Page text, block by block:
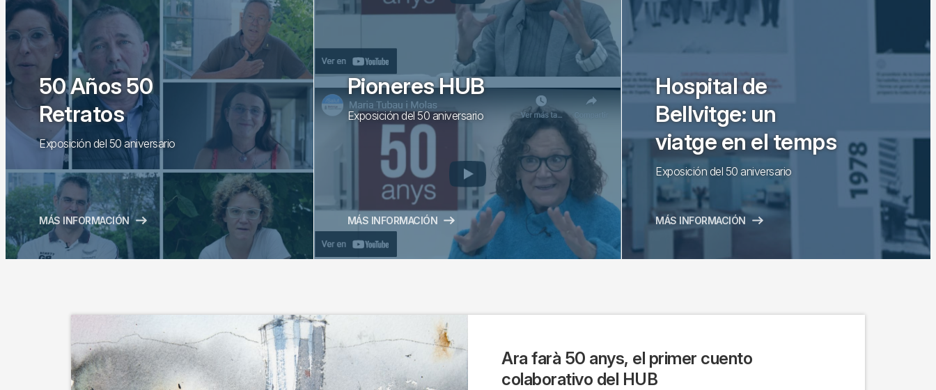
50 Años 50
Retratos
Exposición del 50 aniversario
MÁS INFORMACIÓN
Pioneres HUB
Exposición del 50 aniversario
MÁS INFORMACIÓN
Hospital de
Bellvitge: un
viatge en el temps
Exposición del 50 aniversario
MÁS INFORMACIÓN
Ara farà 50 anys, el primer cuento
colaborativo del HUB